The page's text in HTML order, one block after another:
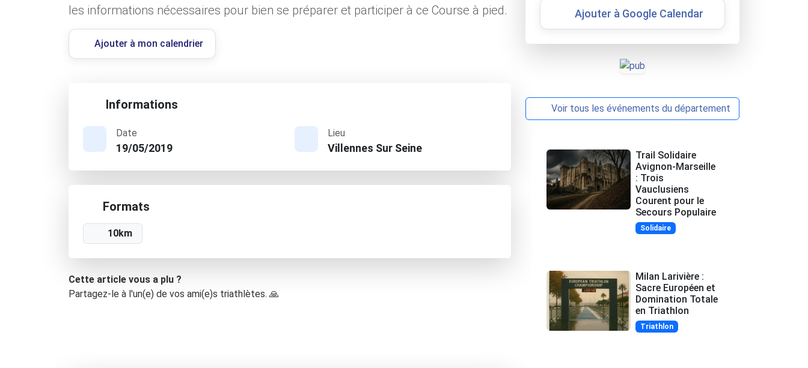
les informations nécessaires pour bien se préparer et participer à ce Course à pied.
Ajouter à mon calendrier
Informations
Date
19/05/2019
Lieu
Villennes Sur Seine
Formats
10km
Cette article vous a plu ?
Partagez-le à l'un(e) de vos ami(e)s triathlètes. 🙏
Ajouter à Google Calendar
Voir tous les événements du département
Trail Solidaire
Avignon-Marseille
: Trois
Vauclusiens
Courent pour le
Secours Populaire
Solidaire
Milan Larivière :
Sacre Européen et
Domination Totale
en Triathlon
Triathlon